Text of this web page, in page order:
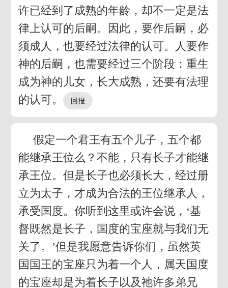
许已经到了成熟的年龄，却不一定是法
律上认可的后嗣。因此，要作后嗣，必
须成人，也要经过法律的认可。人要作
神的后嗣，也需要经过三个阶段：重生
成为神的儿女，长大成熟，还要有法理
的认可。
假定一个君王有五个儿子，五个都
能继承王位么？不能，只有长子才能继
承王位。但是长子也必须长大，经过册
立为太子，才成为合法的王位继承人，
承受国度。你听到这里或许会说，‘基
督既然是长子，国度的宝座就与我们无
关了。’但是我愿意告诉你们，虽然英
国国王的宝座只为着一个人，属天国度
的宝座却是为着长子以及祂许多弟兄